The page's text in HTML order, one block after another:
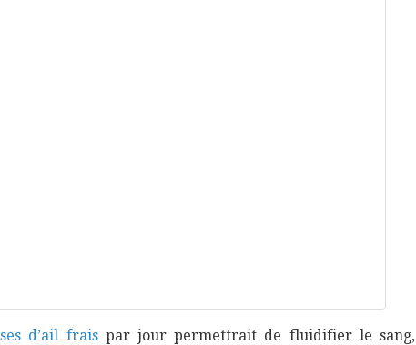
d’ail fraispar jour permettrait de fluidifier le sang,